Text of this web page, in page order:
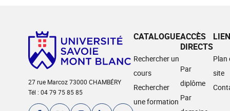
27 rue Marcoz 73000 CHAMBÉRY
Tél : 04 79 75 85 85
CATALOGUE
Rechercher un
cours
Rechercher
une formation
ACCÈS
DIRECTS
Par
diplôme
Par
Plan
site